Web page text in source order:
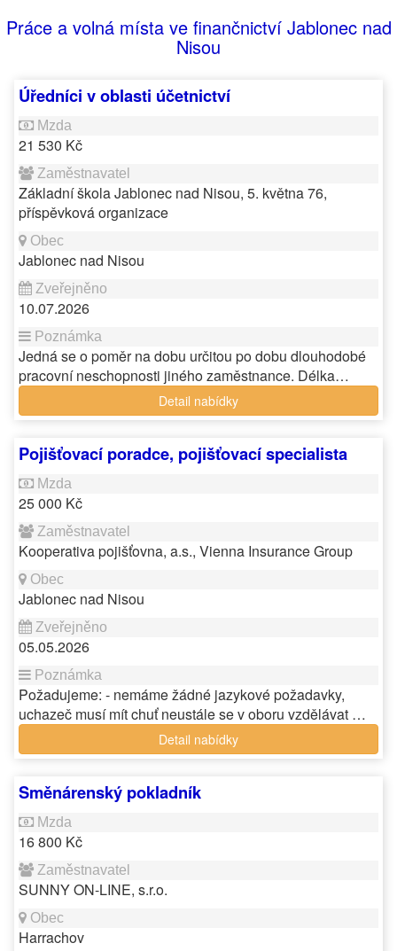
Práce a volná místa ve finančnictví Jablonec nad
Nisou
Úředníci v oblasti účetnictví
21 530 Kč
Základní škola Jablonec nad Nisou, 5. května 76,
příspěvková organizace
Jablonec nad Nisou
10.07.2026
Jedná se o poměr na dobu určitou po dobu dlouhodobé
pracovní neschopnosti jiného zaměstnance. Délka…
Detail nabídky
Pojišťovací poradce, pojišťovací specialista
25 000 Kč
Kooperativa pojišťovna, a.s., Vienna Insurance Group
Jablonec nad Nisou
05.05.2026
Požadujeme: - nemáme žádné jazykové požadavky,
uchazeč musí mít chuť neustále se v oboru vzdělávat …
Detail nabídky
Směnárenský pokladník
16 800 Kč
SUNNY ON-LINE, s.r.o.
Harrachov